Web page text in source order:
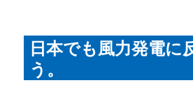
日本でも風力発電に
う。